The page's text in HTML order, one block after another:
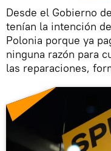
Desde el Gobierno
tenían la intención
Polonia porque ya
ninguna razón para
las reparaciones,